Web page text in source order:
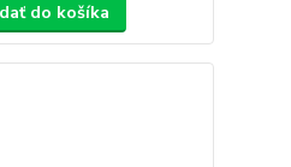
do košíka